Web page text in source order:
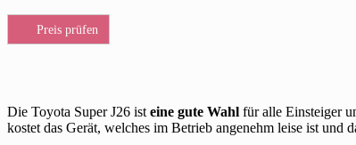
Preis prüfen
Die Toyota Super J26 ist eine gute Wahl für alle Einsteiger
kostet das Gerät, welches im Betrieb angenehm leise ist